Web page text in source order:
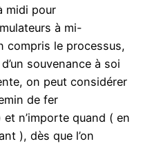
midi pour
à mi-
compris le processus,
souvenance à soi
on peut considérer
de fer
n’importe quand ( en
), dès que l’on